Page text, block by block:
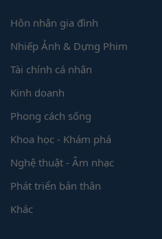
Hôn nhân gia đình
Nhiếp Ảnh & Dựng Phim
Tài chính cá nhân
Kinh doanh
Phong cách sống
Khoa học - Khám phá
Nghệ thuật - Âm nhạc
Phát triển bản thân
Khác